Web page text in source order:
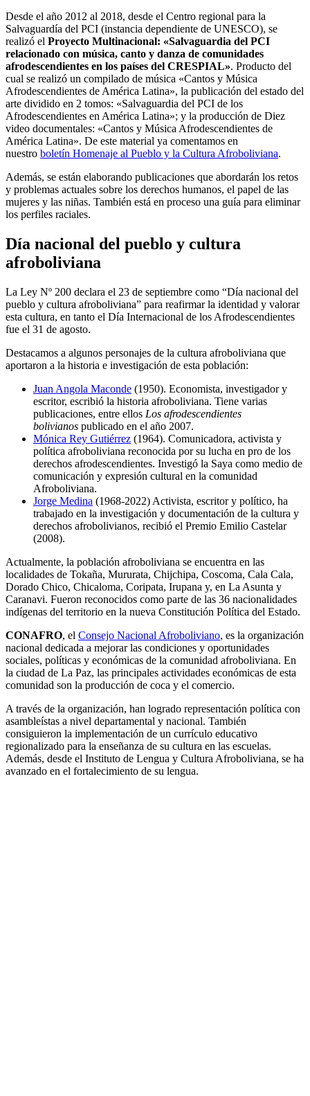
Desde el año 2012 al 2018, desde el Centro regional para la
Salvaguardía del PCI (instancia dependiente de UNESCO), se
realizó el Proyecto Multinacional: «Salvaguardia del PCI
relacionado con música, canto y danza de comunidades
afrodescendientes en los países del CRESPIAL». Producto del
cual se realizó un compilado de música «Cantos y Música
Afrodescendientes de América Latina», la publicación del estado del
arte dividido en 2 tomos: «Salvaguardia del PCI de los
Afrodescendientes en América Latina»; y la producción de Diez
video documentales: «Cantos y Música Afrodescendientes de
América Latina». De este material ya comentamos en
nuestro boletín Homenaje al Pueblo y la Cultura Afroboliviana.
Además, se están elaborando publicaciones que abordarán los retos
y problemas actuales sobre los derechos humanos, el papel de las
mujeres y las niñas. También está en proceso una guía para eliminar
los perfiles raciales.
Día nacional del pueblo y cultura
afroboliviana
La Ley Nº 200 declara el 23 de septiembre como “Día nacional del
pueblo y cultura afroboliviana” para reafirmar la identidad y valorar
esta cultura, en tanto el Día Internacional de los Afrodescendientes
fue el 31 de agosto.
Destacamos a algunos personajes de la cultura afroboliviana que
aportaron a la historia e investigación de esta población:
Juan Angola Maconde (1950). Economista, investigador y
escritor, escribió la historia afroboliviana​. Tiene varias
publicaciones, entre ellos Los afrodescendientes
bolivianos publicado en el año 2007.
Mónica Rey Gutiérrez (1964). Comunicadora, activista y
política afroboliviana reconocida por su lucha en pro de los
derechos afrodescendientes. Investigó la Saya como medio de
comunicación y expresión cultural en la comunidad
Afroboliviana.
Jorge Medina (1968-2022) Activista, escritor y político, ha
trabajado en la investigación y documentación de la cultura y
derechos afrobolivianos, recibió el Premio Emilio Castelar
(2008).
Actualmente, la población afroboliviana se encuentra en las
localidades de Tokaña, Mururata, Chijchipa, Coscoma, Cala Cala,
Dorado Chico, Chicaloma, Coripata, Irupana y, en La Asunta y
Caranavi. Fueron reconocidos como parte de las 36 nacionalidades
indígenas del territorio en la nueva Constitución Política del Estado.
CONAFRO, el Consejo Nacional Afroboliviano, es la organización
nacional dedicada a mejorar las condiciones y oportunidades
sociales, políticas y económicas de la comunidad afroboliviana. En
la ciudad de La Paz, las principales actividades económicas de esta
comunidad son la producción de coca y el comercio.
A través de la organización, han logrado representación política con
asambleístas a nivel departamental y nacional. También
consiguieron la implementación de un currículo educativo
regionalizado para la enseñanza de su cultura en las escuelas.
Además, desde el Instituto de Lengua y Cultura Afroboliviana, se ha
avanzado en el fortalecimiento de su lengua.